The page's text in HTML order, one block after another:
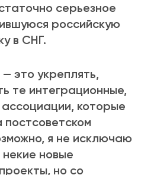
серьезное
российскую
в СНГ.
это укреплять,
те интеграционные,
которые
я не исключаю
новые
но со